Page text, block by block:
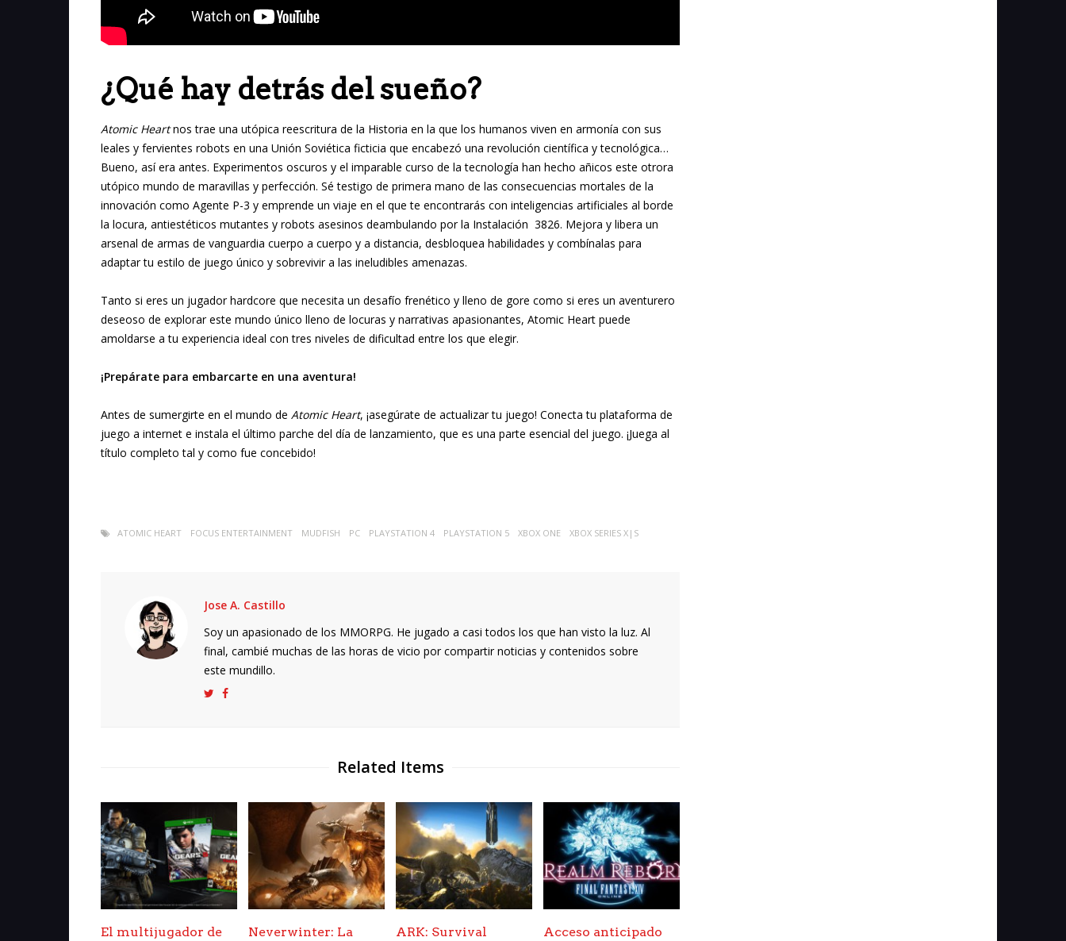
¿Qué hay detrás del sueño?
Atomic Heartnos trae una utópica reescritura de la Historia en la que los humanos viven en armonía con sus
leales y fervientes robots en una Unión Soviética ficticia que encabezó una revolución científica y tecnológica…
Bueno, así era antes. Experimentos oscuros y el imparable curso de la tecnología han hecho añicos este otrora
utópico mundo de maravillas y perfección. Sé testigo de primera mano de las consecuencias mortales de la
innovación como Agente P-3 y emprende un viaje en el que te encontrarás con inteligencias artificiales al borde
la locura, antiestéticos mutantes y robots asesinos deambulando por la Instalación 3826. Mejora y libera un
arsenal de armas de vanguardia cuerpo a cuerpo y a distancia, desbloquea habilidades y combínalas para
adaptar tu estilo de juego único y sobrevivir a las ineludibles amenazas.
Tanto si eres un jugador hardcore que necesita un desafío frenético y lleno de gore como si eres un aventurero
deseoso de explorar este mundo único lleno de locuras y narrativas apasionantes, Atomic Heart puede
amoldarse a tu experiencia ideal con tres niveles de dificultad entre los que elegir.
¡Prepárate para embarcarte en una aventura!
Antes de sumergirte en el mundo de Atomic Heart, ¡asegúrate de actualizar tu juego! Conecta tu plataforma de
juego a internet e instala el último parche del día de lanzamiento, que es una parte esencial del juego. ¡Juega al
título completo tal y como fue concebido!
ATOMIC HEART FOCUS ENTERTAINMENT MUDFISH PC PLAYSTATION 4 PLAYSTATION 5 XBOX ONE XBOX SERIES X|S
Jose A. Castillo
Soy un apasionado de los MMORPG. He jugado a casi todos los que han visto la luz. Al
final, cambié muchas de las horas de vicio por compartir noticias y contenidos sobre
este mundillo.
Related Items
El multijugador de
Neverwinter: La
ARK: Survival
Acceso anticipado